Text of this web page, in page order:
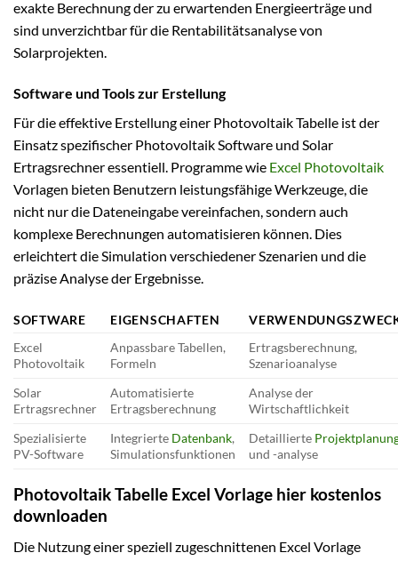
exakte Berechnung der zu erwartenden Energieerträge und
sind unverzichtbar für die Rentabilitätsanalyse von
Solarprojekten.
Software und Tools zur Erstellung
Für die effektive Erstellung einer Photovoltaik Tabelle ist der
Einsatz spezifischer Photovoltaik Software und Solar
Ertragsrechner essentiell. Programme wie Excel Photovoltaik
Vorlagen bieten Benutzern leistungsfähige Werkzeuge, die
nicht nur die Dateneingabe vereinfachen, sondern auch
komplexe Berechnungen automatisieren können. Dies
erleichtert die Simulation verschiedener Szenarien und die
präzise Analyse der Ergebnisse.
SOFTWARE EIGENSCHAFTEN
Excel
Photovoltaik
Anpassbare Tabellen,
Formeln
Ertragsberechnung,
Szenarioanalyse
Solar
Ertragsrechner
Automatisierte
Ertragsberechnung
Analyse der
Wirtschaftlichkeit
Spezialisierte
PV-Software
Integrierte Datenbank,
Simulationsfunktionen
Detaillierte
und -analyse
Photovoltaik Tabelle Excel Vorlage hier kostenlos
downloaden
Die Nutzung einer speziell zugeschnittenen Excel Vorlage